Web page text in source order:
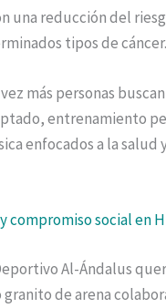
una reducción del
tipos de cáncer.
más personas
entrenamiento
enfocados a la salud
compromiso social en
Al-Ándalus
de arena